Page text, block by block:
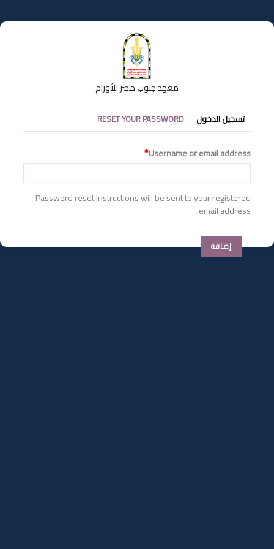
إلى
المحتوى
معهد جنوب مصر للأورام
التبويبات
الأساسية
تسجيل الدخول RESET YOUR PASSWORD
Username or email address
Password reset instructions will be sent to your registered
email address.